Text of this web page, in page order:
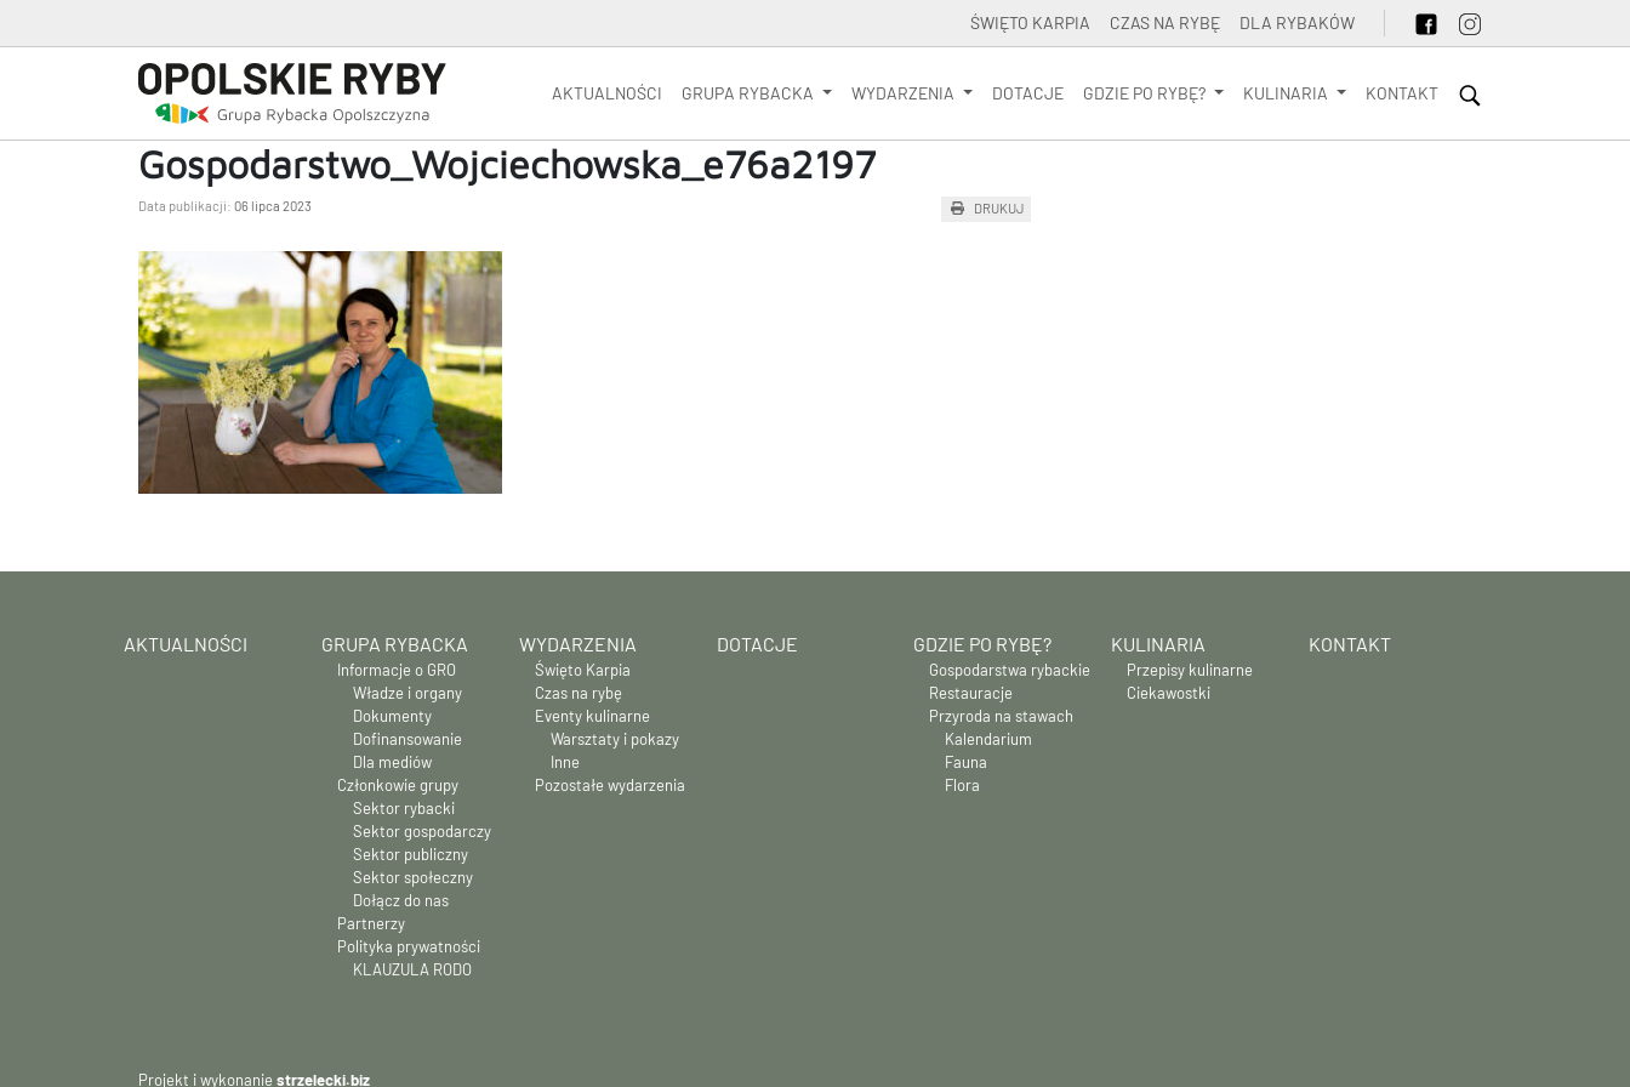
ŚWIĘTO KARPIA CZAS NA RYBĘ DLA RYBAKÓW
AKTUALNOŚCI GRUPA RYBACKA WYDARZENIA DOTACJE GDZIE PO RYBĘ? KULINARIA KONTAKT
Gospodarstwo_Wojciechowska_e76a2197
Data publikacji: 06 lipca 2023 DRUKUJ
AKTUALNOŚCI GRUPA RYBACKA
Informacje o GRO
Władze i organy
Dokumenty
Dofinansowanie
Dla mediów
Członkowie grupy
Sektor rybacki
Sektor gospodarczy
Sektor publiczny
Sektor społeczny
Dołącz do nas
Partnerzy
Polityka prywatności
KLAUZULA RODO
WYDARZENIA
Święto Karpia
Czas na rybę
Eventy kulinarne
Warsztaty i pokazy
Inne
Pozostałe wydarzenia
DOTACJE GDZIE PO RYBĘ?
Gospodarstwa rybackie
Restauracje
Przyroda na stawach
Kalendarium
Fauna
Flora
KULINARIA
Przepisy kulinarne
Ciekawostki
KONTAKT
Projekt i wykonanie strzelecki.biz